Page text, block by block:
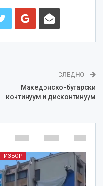
СЛЕДНО
Македонско-бугарски
континуум и дисконтинуум
ИЗБОР